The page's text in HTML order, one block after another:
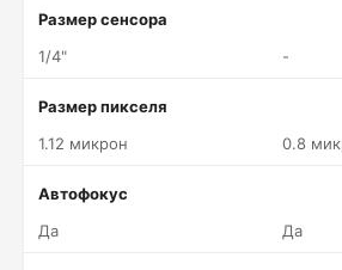
Размер сенсора
1/4"
-
Размер пикселя
1.12 микрон
0.8
Автофокус
Да
Да